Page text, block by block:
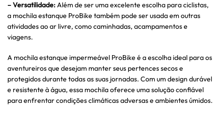
– Versatilidade:Além de ser uma excelente escolha para ciclistas,
a mochila estanque ProBike também pode ser usada em outras
atividades ao ar livre, como caminhadas, acampamentos e
viagens.
A mochila estanque impermeável ProBike é a escolha ideal para os
aventureiros que desejam manter seus pertences secos e
protegidos durante todas as suas jornadas. Com um design durável
e resistente à água, essa mochila oferece uma solução confiável
para enfrentar condições climáticas adversas e ambientes úmidos.